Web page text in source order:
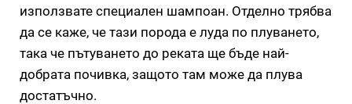
използвате специален шампоан. Отделно трябва
да се каже, че тази порода е луда по плуването,
така че пътуването до реката ще бъде най-
добрата почивка, защото там може да плува
достатъчно.